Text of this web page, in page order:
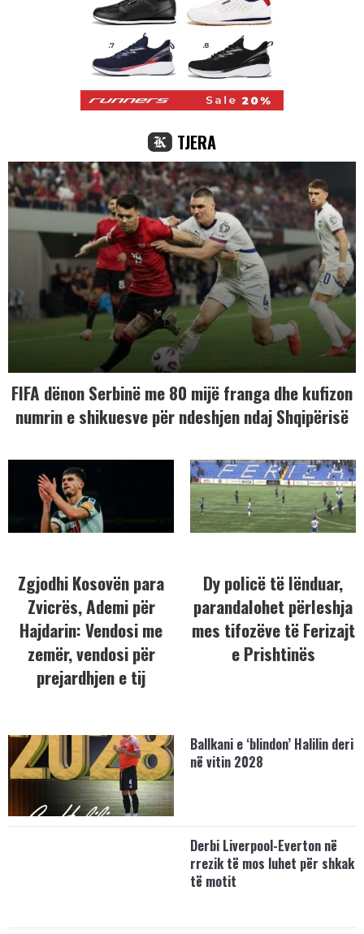
TJERA
FIFA dënon Serbinë me 80 mijë franga dhe kufizon
numrin e shikuesve për ndeshjen ndaj Shqipërisë
Zgjodhi Kosovën para
Zvicrës, Ademi për
Hajdarin: Vendosi me
zemër, vendosi për
prejardhjen e tij
Dy policë të lënduar,
parandalohet përleshja
mes tifozëve të Ferizajt
e Prishtinës
Ballkani e ‘blindon’ Halilin deri
në vitin 2028
Derbi Liverpool-Everton në
rrezik të mos luhet për shkak
të motit